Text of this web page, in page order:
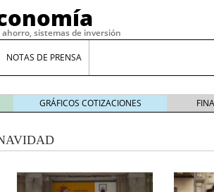
sistemas de inversión
NOTAS DE PRENSA
GRÁFICOS COTIZACIONES